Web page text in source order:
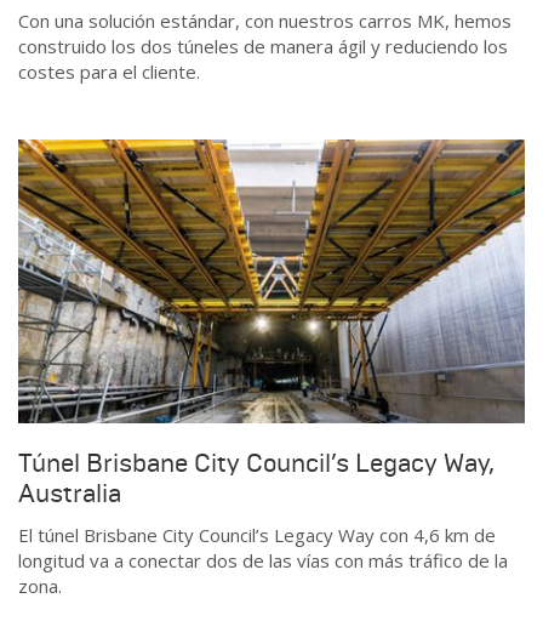
Con una solución estándar, con nuestros carros MK, hemos
construido los dos túneles de manera ágil y reduciendo los
costes para el cliente.
Túnel Brisbane City Council’s Legacy Way,
Australia
El túnel Brisbane City Council’s Legacy Way con 4,6 km de
longitud va a conectar dos de las vías con más tráfico de la
zona.